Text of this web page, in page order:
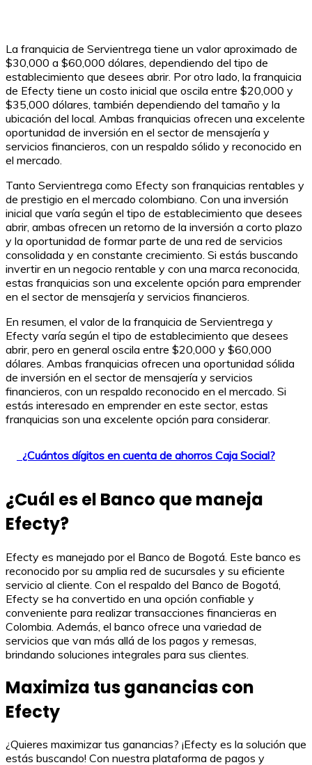
La franquicia de Servientrega tiene un valor aproximado de
$30,000 a $60,000 dólares, dependiendo del tipo de
establecimiento que desees abrir. Por otro lado, la franquicia
de Efecty tiene un costo inicial que oscila entre $20,000 y
$35,000 dólares, también dependiendo del tamaño y la
ubicación del local. Ambas franquicias ofrecen una excelente
oportunidad de inversión en el sector de mensajería y
servicios financieros, con un respaldo sólido y reconocido en
el mercado.
Tanto Servientrega como Efecty son franquicias rentables y
de prestigio en el mercado colombiano. Con una inversión
inicial que varía según el tipo de establecimiento que desees
abrir, ambas ofrecen un retorno de la inversión a corto plazo
y la oportunidad de formar parte de una red de servicios
consolidada y en constante crecimiento. Si estás buscando
invertir en un negocio rentable y con una marca reconocida,
estas franquicias son una excelente opción para emprender
en el sector de mensajería y servicios financieros.
En resumen, el valor de la franquicia de Servientrega y
Efecty varía según el tipo de establecimiento que desees
abrir, pero en general oscila entre $20,000 y $60,000
dólares. Ambas franquicias ofrecen una oportunidad sólida
de inversión en el sector de mensajería y servicios
financieros, con un respaldo reconocido en el mercado. Si
estás interesado en emprender en este sector, estas
franquicias son una excelente opción para considerar.
¿Cuántos dígitos en cuenta de ahorros Caja Social?
¿Cuál es el Banco que maneja
Efecty?
Efecty es manejado por el Banco de Bogotá. Este banco es
reconocido por su amplia red de sucursales y su eficiente
servicio al cliente. Con el respaldo del Banco de Bogotá,
Efecty se ha convertido en una opción confiable y
conveniente para realizar transacciones financieras en
Colombia. Además, el banco ofrece una variedad de
servicios que van más allá de los pagos y remesas,
brindando soluciones integrales para sus clientes.
Maximiza tus ganancias con
Efecty
¿Quieres maximizar tus ganancias? ¡Efecty es la solución que
estás buscando! Con nuestra plataforma de pagos y